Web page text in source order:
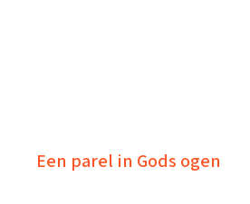
Een parel in Gods ogen